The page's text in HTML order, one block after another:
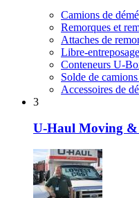
Camions de
Remorques et
Attaches de
Libre-entreposage
Conteneurs U-
Solde de
Accessoires de
3
U-Haul Moving &